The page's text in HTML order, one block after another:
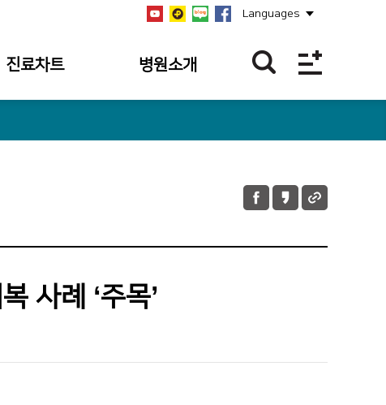
Languages
진료차트
역
결과 내역
연 내역
병원소개
병원개요
안전보건경영방침
사회공헌
사례 ‘주목’